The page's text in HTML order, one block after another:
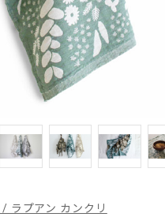
ラプアン カンクリ